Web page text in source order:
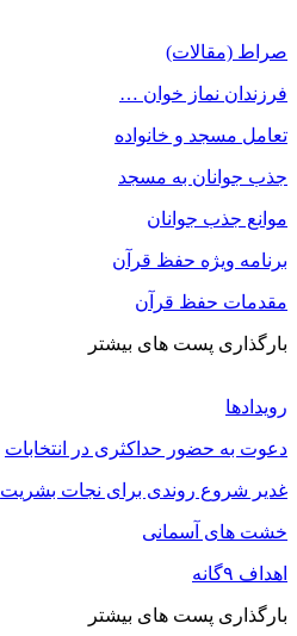
صراط (مقالات)
فرزندان نماز خوان …
تعامل مسجد و خانواده
جذب جوانان به مسجد
موانع جذب جوانان
برنامه ویژه حفظ قرآن
مقدمات حفظ قرآن
بارگذاری پست های بیشتر
رویدادها
دعوت به حضور حداکثری در انتخابات
غدیر شروع روندی برای نجات بشریت
خشت های آسمانی
اهداف ۹گانه
بارگذاری پست های بیشتر